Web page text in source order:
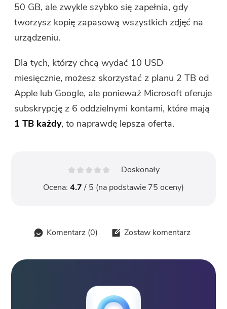
50 GB, ale zwykle szybko się zapełnia, gdy
tworzysz kopię zapasową wszystkich zdjęć na
urządzeniu.
Dla tych, którzy chcą wydać 10 USD
miesięcznie, możesz skorzystać z planu 2 TB od
Apple lub Google, ale ponieważ Microsoft oferuje
subskrypcję z 6 oddzielnymi kontami, które mają
1 TB każdy, to naprawdę lepsza oferta.
Doskonały
Ocena: 4.7/ 5 (na podstawie 75 oceny)
Komentarz (0) Zostaw komentarz